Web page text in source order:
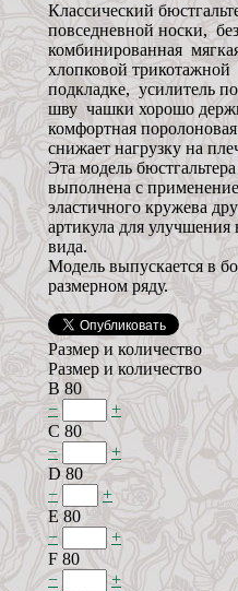
Классический
повседневной носки,
комбинированная
хлопковой трикотажной
подкладке, усилитель
шву чашки хорошо
комфортная
снижает нагрузку на
Эта модель
выполнена с
эластичного кружева
артикула для улучшения
вида.
Модель выпускается в
размерном ряду.
Размер и количество
Размер и количество
B 80
−
+
C 80
−
+
D 80
−
+
E 80
−
+
F 80
−
+